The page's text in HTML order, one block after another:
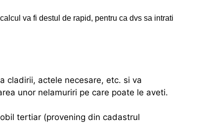
va fi destul de rapid, pentru ca dvs sa intrati
cladirii, actele necesare, etc. si va
unor nelamuriri pe care poate le aveti.
tertiar (provening din cadastrul